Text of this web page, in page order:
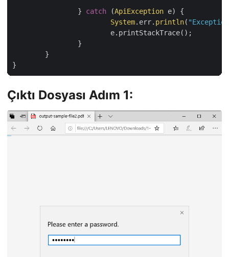
		}
catch (ApiException e) {
System.err. println(
Çıktı Dosyası Adım 1: